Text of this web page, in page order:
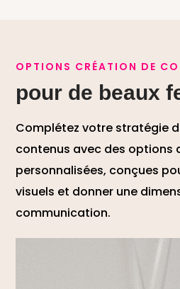
OPTIONS CRÉATION DE
pour de beaux
Complétez votre stratégie
contenus avec des options
personnalisées, conçues
visuels et donner une
communication.